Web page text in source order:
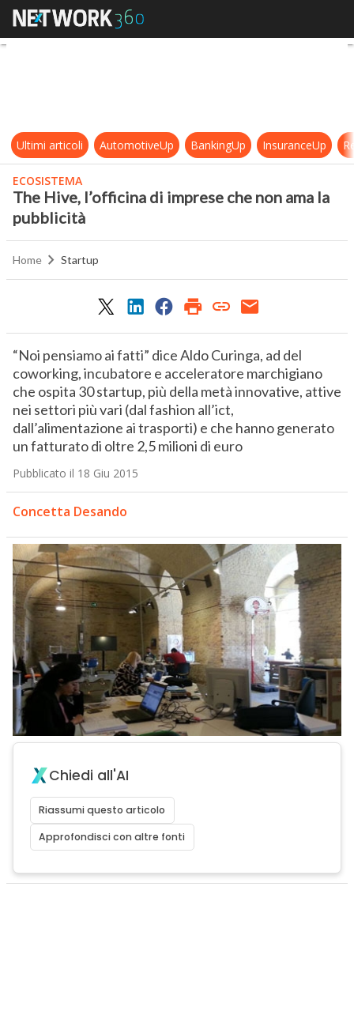
The Hive, l’officina di imprese che
Ultimi articoli AutomotiveUp BankingUp InsuranceUp
ECOSISTEMA
The Hive, l’officina di imprese che non ama la
pubblicità
Home Startup
“Noi pensiamo ai fatti” dice Aldo Curinga, ad del
coworking, incubatore e acceleratore marchigiano
che ospita 30 startup, più della metà innovative, attive
nei settori più vari (dal fashion all’ict,
dall’alimentazione ai trasporti) e che hanno generato
un fatturato di oltre 2,5 milioni di euro
Pubblicato il 18 Giu 2015
Concetta Desando
Chiedi all'AI
Riassumi questo articolo
Approfondisci con altre fonti